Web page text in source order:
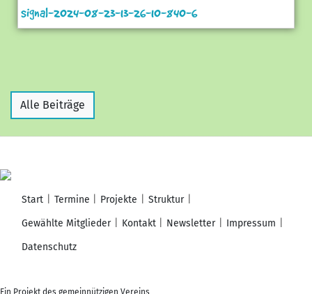
signal-2024-08-23-13-26-10-840-6
Alle Beiträge
Start Termine Projekte
Struktur
Gewählte Mitglieder
Kontakt Newsletter
Impressum
Datenschutz
Ein Projekt des gemeinnützigen Vereins